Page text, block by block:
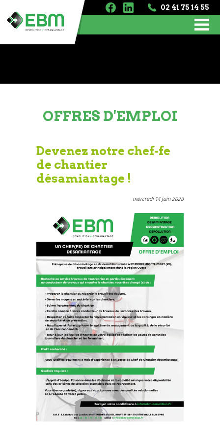
02 41 75 14 55
OFFRES D'EMPLOI
Devenez notre chef-fe
de chantier
désamiantage !
mercredi 14 juin 2023